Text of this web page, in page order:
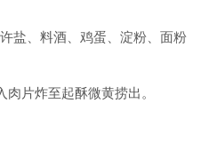
盐、料酒、鸡蛋、淀粉、面粉
片炸至起酥微黄捞出。